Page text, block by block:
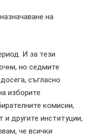
на
И за тези
но седмите
съгласно
изборите
комисии,
и другите институции,
че всички